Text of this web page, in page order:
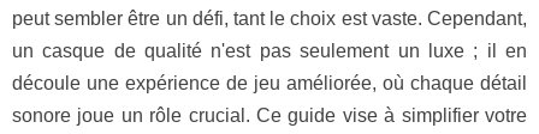
peut sembler être un défi, tant le choix est vaste. Cependant,
un casque de qualité n'est pas seulement un luxe ; il en
découle une expérience de jeu améliorée, où chaque détail
sonore joue un rôle crucial. Ce guide vise à simplifier votre